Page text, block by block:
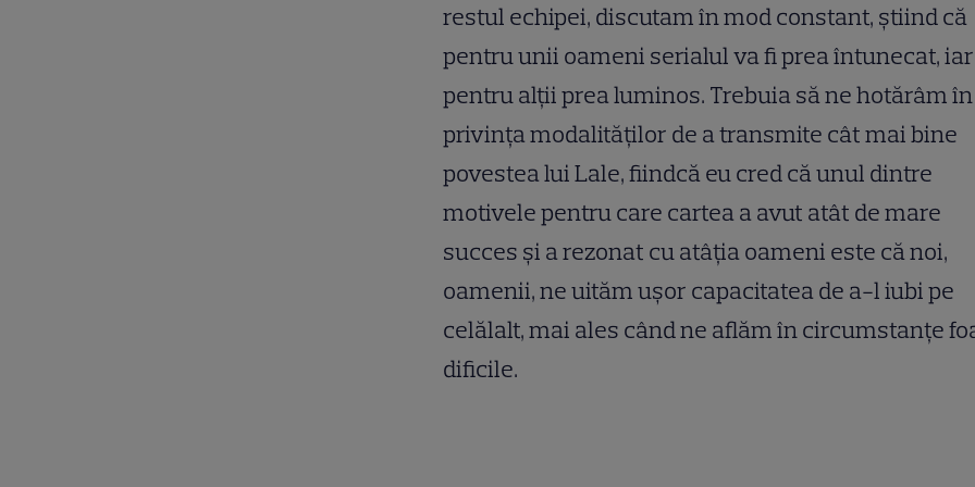
restul echipei, discutam în mod constant, știind că
pentru unii oameni serialul va fi prea întunecat, iar
pentru alții prea luminos. Trebuia să ne hotărâm în
privința modalităților de a transmite cât mai bine
povestea lui Lale, fiindcă eu cred că unul dintre
motivele pentru care cartea a avut atât de mare
succes și a rezonat cu atâția oameni este că noi,
oamenii, ne uităm ușor capacitatea de a-l iubi pe
celălalt, mai ales când ne aflăm în circumstanțe
dificile.